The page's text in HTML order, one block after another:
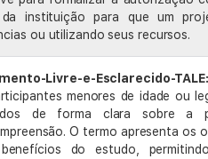
instituição para que um
ou utilizando seus recursos.
Livre-e-Esclarecido-TALE:
menores de idade ou
de forma clara sobre a
O termo apresenta os
do estudo,